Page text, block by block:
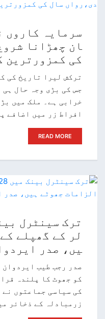
سرمایہ کاروں
ان چھڑانا
کی کمزورترین
ترکش لیرا تاریخ کی
جس کی بڑی وجہ حال
خرابی ہے۔ ملک میں
افراط زر میں اضافے
READ MORE
لر کے گھپلے
یں، صدر
صدر رجب طیب
کو جھوٹ کا پلندہ
کی سیاسی جماعتوں
زرمبادلہ کے ذخائر میں 128